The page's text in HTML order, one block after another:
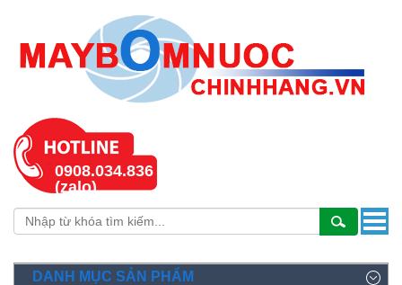
0908.034.836
(zalo)
DANH MỤC SẢN PHẨM